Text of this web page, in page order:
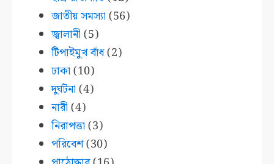
জাতীয় সমস্যা (56)
জ্বালানী (5)
টিপাইমুখ বাঁধ(2)
ঢাকা (10)
দুর্ঘটনা (4)
নারী (4)
নিরাপত্তা (3)
পরিবেশ(30)